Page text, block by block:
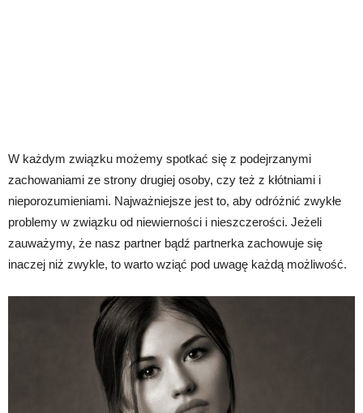
W każdym związku możemy spotkać się z podejrzanymi
zachowaniami ze strony drugiej osoby, czy też z kłótniami i
nieporozumieniami. Najważniejsze jest to, aby odróżnić zwykłe
problemy w związku od niewierności i nieszczerości. Jeżeli
zauważymy, że nasz partner bądź partnerka zachowuje się
inaczej niż zwykle, to warto wziąć pod uwagę każdą możliwość.